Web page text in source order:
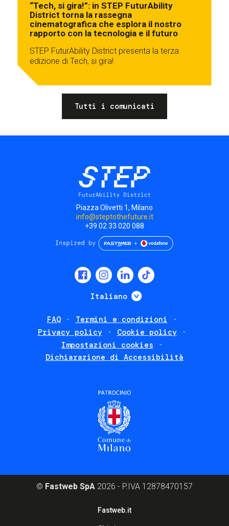
“Tech, si gira!”: in STEP FuturAbility
District torna la rassegna
cinematografica che esplora il nostro
rapporto con la tecnologia e il futuro
STEP FuturAbility District presenta la terza
edizione di Tech, si gira!
Tutti i comunicati
Piazza Olivetti 1, Milano
info@steptothefuture.it
+39 02 33 020 088
Italiano Mostra ulteriori
FAQ
Termini e condizioni
Privacy policy
Cookie policy
Impostazioni cookies
Dichiarazione di Accessibilità
© Fastweb SpA 2026 - P.IVA 12878470157
Fastweb.it